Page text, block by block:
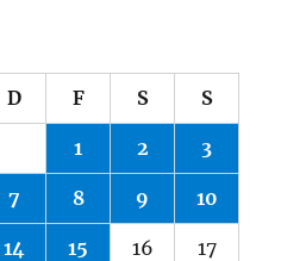
D F S S
1 2 3
7 8 9 10
14 15 16 17